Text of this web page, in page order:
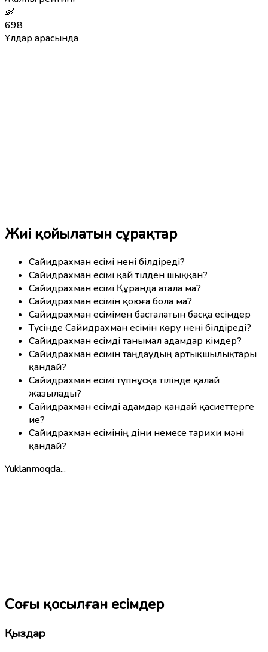
👶
698
Ұлдар арасында
Жиі қойылатын сұрақтар
Сайидрахман есімі нені білдіреді?
Сайидрахман есімі қай тілден шыққан?
Сайидрахман есімі Құранда атала ма?
Сайидрахман есімін қоюға бола ма?
Сайидрахман есімімен басталатын басқа есімдер
Түсінде Сайидрахман есімін көру нені білдіреді?
Сайидрахман есімді танымал адамдар кімдер?
Сайидрахман есімін таңдаудың артықшылықтары
қандай?
Сайидрахман есімі түпнұсқа тілінде қалай
жазылады?
Сайидрахман есімді адамдар қандай қасиеттерге
ие?
Сайидрахман есімінің діни немесе тарихи мәні
қандай?
Yuklanmoqda...
Соңғы қосылған есімдер
Қыздар